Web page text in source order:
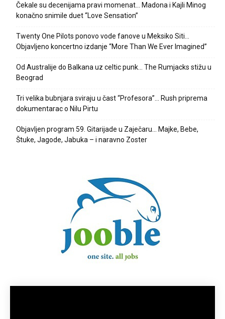
Čekale su decenijama pravi momenat… Madona i Kajli Minog
konačno snimile duet “Love Sensation”
Twenty One Pilots ponovo vode fanove u Meksiko Siti…
Objavljeno koncertno izdanje “More Than We Ever Imagined”
Od Australije do Balkana uz celtic punk… The Rumjacks stižu u
Beograd
Tri velika bubnjara sviraju u čast “Profesora”… Rush priprema
dokumentarac o Nilu Pirtu
Objavljen program 59. Gitarijade u Zaječaru… Majke, Bebe,
Štuke, Jagode, Jabuka – i naravno Zoster